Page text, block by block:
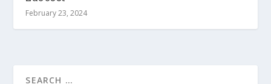
February 23, 2024